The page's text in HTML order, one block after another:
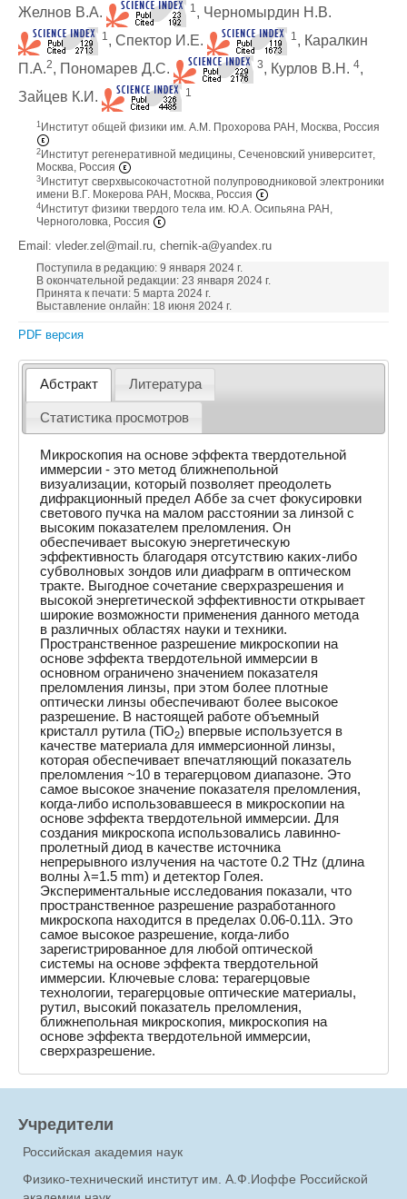
Желнов В.А. 1 , Черномырдин Н.В.
1 , Спектор И.Е. 1 , Каралкин
П.А.2, Пономарев Д.С. 3, Курлов В.Н. 4,
Зайцев К.И.
1
1 Институт общей физики им. А.М. Прохорова РАН, Москва, Россия
2 Институт регенеративной медицины, Сеченовский университет,
Москва, Россия
3 Институт сверхвысокочастотной полупроводниковой электроники
имени В.Г. Мокерова РАН, Москва, Россия
4 Институт физики твердого тела им. Ю.А. Осипьяна РАН,
Черноголовка, Россия
Email: vleder.zel@mail.ru, chernik-a@yandex.ru
Поступила в редакцию: 9 января 2024 г.
В окончательной редакции: 23 января 2024 г.
Принята к печати: 5 марта 2024 г.
Выставление онлайн: 18 июня 2024 г.
PDF версия
Абстракт Литература
Статистика просмотров
Микроскопия на основе эффекта твердотельной
иммерсии - это метод ближнепольной
визуализации, который позволяет преодолеть
дифракционный предел Аббе за счет фокусировки
светового пучка на малом расстоянии за линзой с
высоким показателем преломления. Он
обеспечивает высокую энергетическую
эффективность благодаря отсутствию каких-либо
субволновых зондов или диафрагм в оптическом
тракте. Выгодное сочетание сверхразрешения и
высокой энергетической эффективности открывает
широкие возможности применения данного метода
в различных областях науки и техники.
Пространственное разрешение микроскопии на
основе эффекта твердотельной иммерсии в
основном ограничено значением показателя
преломления линзы, при этом более плотные
оптически линзы обеспечивают более высокое
разрешение. В настоящей работе объемный
кристалл рутила (TiO2) впервые используется в
качестве материала для иммерсионной линзы,
которая обеспечивает впечатляющий показатель
преломления ~10 в терагерцовом диапазоне. Это
самое высокое значение показателя преломления,
когда-либо использовавшееся в микроскопии на
основе эффекта твердотельной иммерсии. Для
создания микроскопа использовались лавинно-
пролетный диод в качестве источника
непрерывного излучения на частоте 0.2 THz (длина
волны λ=1.5 mm) и детектор Голея.
Экспериментальные исследования показали, что
пространственное разрешение разработанного
микроскопа находится в пределах 0.06-0.11λ. Это
самое высокое разрешение, когда-либо
зарегистрированное для любой оптической
системы на основе эффекта твердотельной
иммерсии. Ключевые слова: терагерцовые
технологии, терагерцовые оптические материалы,
рутил, высокий показатель преломления,
ближнепольная микроскопия, микроскопия на
основе эффекта твердотельной иммерсии,
сверхразрешение.
Учредители
Российская академия наук
Физико-технический институт им. А.Ф.Иоффе Российской